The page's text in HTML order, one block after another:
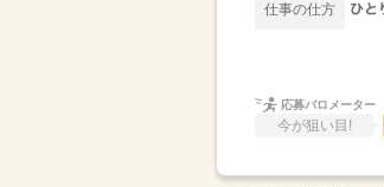
仕事の仕方
応募バロメーター
今が狙い目!